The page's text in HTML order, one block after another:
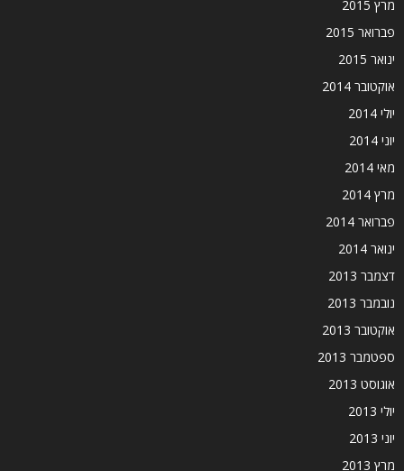
מרץ 2015
פברואר 2015
ינואר 2015
אוקטובר 2014
יולי 2014
יוני 2014
מאי 2014
מרץ 2014
פברואר 2014
ינואר 2014
דצמבר 2013
נובמבר 2013
אוקטובר 2013
ספטמבר 2013
אוגוסט 2013
יולי 2013
יוני 2013
מרץ 2013